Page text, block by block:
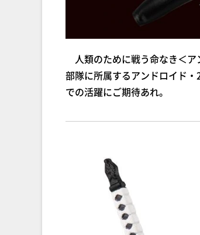
人類のために戦う命なき＜
部隊に所属するアンドロイド
での活躍にご期待あれ。